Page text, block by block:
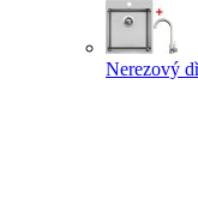
Nerezový